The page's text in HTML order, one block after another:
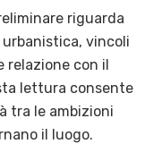
riguarda
vincoli
relazione con il
lettura consente
tra le ambizioni
il luogo.